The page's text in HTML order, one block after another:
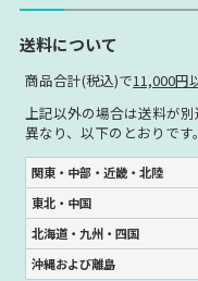
送料について
商品合計(税込)で11,000円
上記以外の場合は送料が
異なり、以下のとおりです
関東・中部・近畿・北陸
東北・中国
北海道・九州・四国
沖縄および離島